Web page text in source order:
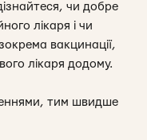
чи добре
лікаря і чи
вакцинації,
лікаря додому.
тим швидше